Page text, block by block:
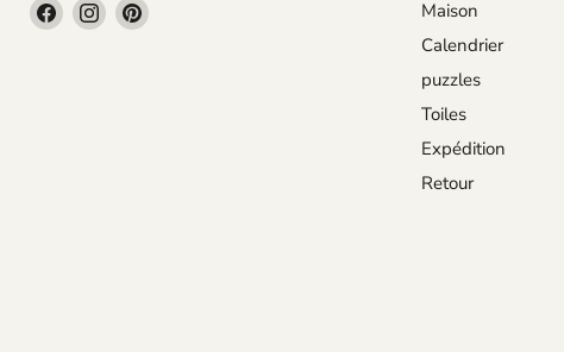
Trouvez-
nous
Trouvez-
nous
Trouvez-
Maison
Calendrier
puzzles
Toiles
Expédition
Retour